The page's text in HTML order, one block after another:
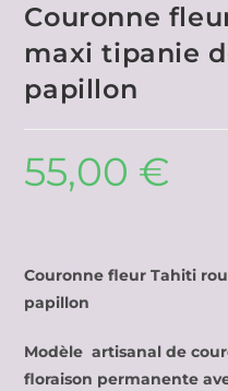
Couronne
maxi tipanie
papillon
55,00 €
Couronne fleur Tahiti
papillon
Modèle artisanal de
floraison permanente